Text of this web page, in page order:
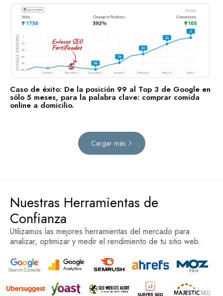
Caso de éxito: De la posición 99 al Top 3 de Google en
sólo 5 meses, para la palabra clave: comprar comida
online a domicilio.
Cargar más
Nuestras Herramientas de
Confianza
Utilizamos las mejores herramientas del mercado para
analizar, optimizar y medir el rendimiento de tu sitio web.